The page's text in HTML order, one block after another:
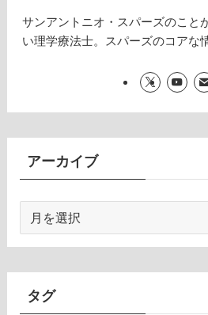
サンアントニオ・スパーズのこと
い理学療法士。スパーズのコアな
アーカイブ
カ
イ
タグ